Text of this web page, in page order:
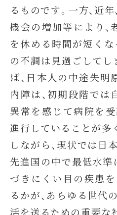
るものです。一方、近
機会の増加等により、
を休める時間が短くな
の不調は見過ごしてし
ば、日本人の中途失
内障は、初期段階では
異常を感じて病院を
進行していることが多
しながら、現状では日
先進国の中で最低水準
づきにくい目の疾患
るかが、あらゆる世代
活を送るための重要な